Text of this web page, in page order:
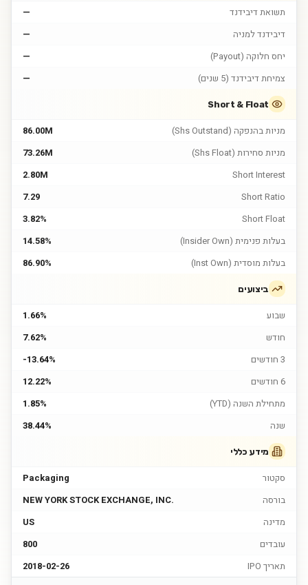
תשואת דיבידנד
—
דיבידנד למניה
—
יחס חלוקה (Payout)
—
צמיחת דיבידנד (5 שנים)
—
Short & Float
מניות בהנפקה (Shs Outstand)
86.00M
מניות סחירות (Shs Float)
73.26M
Short Interest
2.80M
Short Ratio
7.29
Short Float
3.82%
בעלות פנימית (Insider Own)
14.58%
בעלות מוסדית (Inst Own)
86.90%
ביצועים
שבוע
1.66%
חודש
7.62%
3 חודשים
-13.64%
6 חודשים
12.22%
מתחילת השנה (YTD)
1.85%
שנה
38.44%
מידע כללי
סקטור
Packaging
בורסה
NEW YORK STOCK EXCHANGE, INC.
מדינה
US
עובדים
800
תאריך IPO
2018-02-26